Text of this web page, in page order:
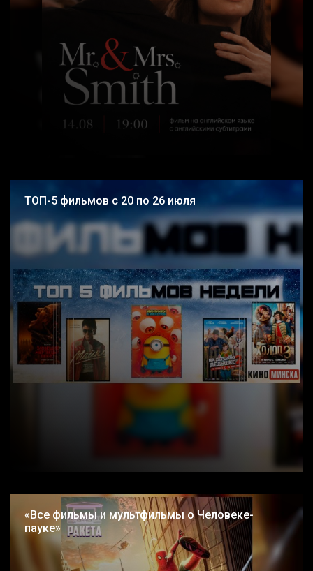
ТОП-5 фильмов с 20 по 26 июля
«Все фильмы и мультфильмы о Человеке-
пауке»